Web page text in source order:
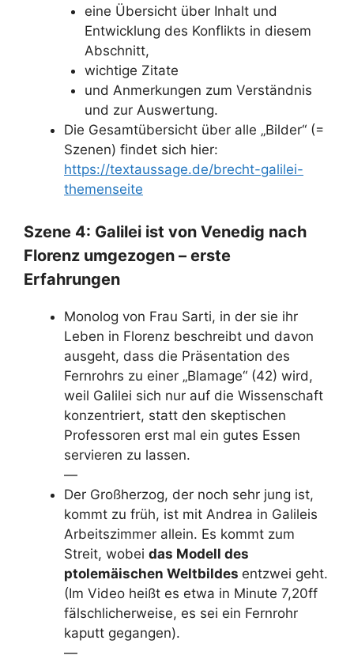
eine Übersicht über Inhalt und
Entwicklung des Konflikts in diesem
Abschnitt,
wichtige Zitate
und Anmerkungen zum Verständnis
und zur Auswertung.
Die Gesamtübersicht über alle „Bilder“ (=
Szenen) findet sich hier:
https://textaussage.de/brecht-galilei-
themenseite
Szene 4: Galilei ist von Venedig nach
Florenz umgezogen – erste
Erfahrungen
Monolog von Frau Sarti, in der sie ihr
Leben in Florenz beschreibt und davon
ausgeht, dass die Präsentation des
Fernrohrs zu einer „Blamage“ (42) wird,
weil Galilei sich nur auf die Wissenschaft
konzentriert, statt den skeptischen
Professoren erst mal ein gutes Essen
servieren zu lassen.
—
Der Großherzog, der noch sehr jung ist,
kommt zu früh, ist mit Andrea in Galileis
Arbeitszimmer allein. Es kommt zum
Streit, wobei das Modell des
ptolemäischen Weltbildes entzwei geht.
(Im Video heißt es etwa in Minute 7,20ff
fälschlicherweise, es sei ein Fernrohr
kaputt gegangen).
—